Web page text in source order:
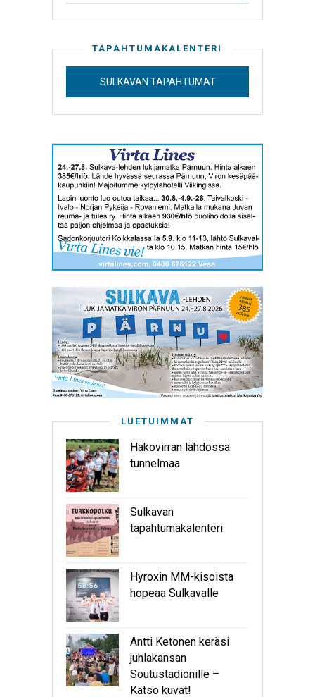
TAPAHTUMAKALENTERI
SULKAVAN TAPAHTUMAT
LUETUIMMAT
Hakovirran lähdössä
tunnelmaa
Sulkavan
tapahtumakalenteri
Hyroxin MM-kisoista
hopeaa Sulkavalle
Antti Ketonen keräsi
juhlakansan
Soutustadionille –
Katso kuvat!